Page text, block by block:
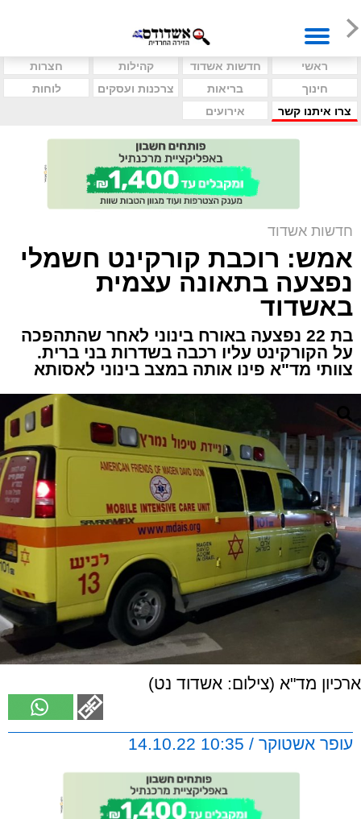
ראשי חדשות אשדוד קהילות
חצרות
חינוך
בריאות צרכנות ועסקים
לוחות
צרו איתנו קשר
אירועים
חדשות אשדוד
אמש: רוכבת קורקינט חשמלי
נפצעה בתאונה עצמית
באשדוד
בת 22 נפצעה באורח בינוני לאחר שהתהפכה
על הקורקינט עליו רכבה בשדרות בני ברית.
צוותי מד"א פינו אותה במצב בינוני לאסותא
ארכיון מד"א (צילום: אשדוד נט)
עופר אשטוקר / 10:35 14.10.22